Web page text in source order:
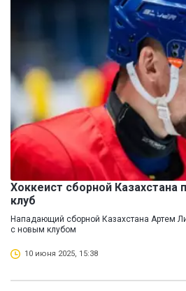
Хоккеист сборной Казахстана
клуб
Нападающий сборной Казахстана Артем
с новым клубом
10 июня 2025, 15:38